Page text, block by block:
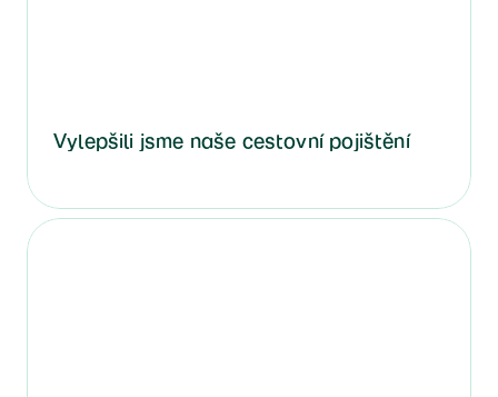
Vylepšili jsme naše cestovní pojištění